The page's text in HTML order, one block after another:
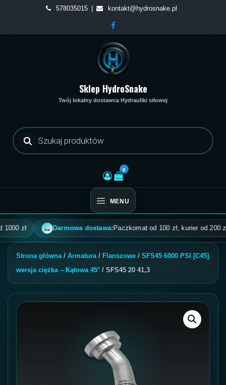
content
578035015 kontakt@hydrosnake.pl
Sklep HydroSnake
Twój lokalny dostawca Hydrauliki siłowej
Wyszukiwarka
produktów
0
MENU
zł Darmowa dostawa:Paczkomat od 100 zł, kurier od 200 zł,
Strona główna/ Armatura/ Flanszowe / SFS45 6000 PSI [C45]
wersja ciężka – Kątowa 45° / SFS45 20 41,3